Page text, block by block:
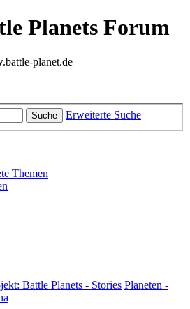
Planets Forum
planet.de
Suche Erweiterte Suche
Themen
Battle Planets - Stories Planeten -